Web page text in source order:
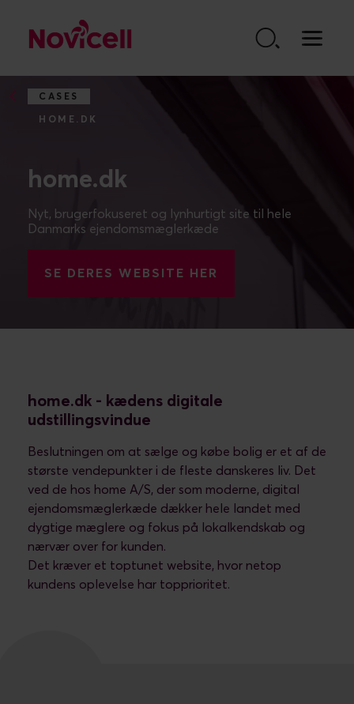
CASES
HOME.DK
home.dk
Nyt, brugerfokuseret og lynhurtigt site til hele
Danmarks ejendomsmæglerkæde
SE DERES WEBSITE HER
home.dk - kædens digitale
udstillingsvindue
Beslutningen om at sælge og købe bolig er et af de
største vendepunkter i de fleste danskeres liv. Det
ved de hos home A/S, der som moderne, digital
ejendomsmæglerkæde dækker hele landet med
dygtige mæglere og fokus på lokalkendskab og
nærvær over for kunden.
Det kræver et toptunet website, hvor netop